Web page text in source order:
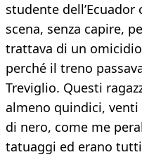
studente dell’Ecuador
scena, senza capire,
trattava di un
perché il treno
Treviglio. Questi
almeno quindici,
di nero, come me
tatuaggi ed erano